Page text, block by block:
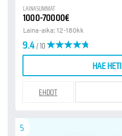
LAINASUMMAT
1000-70000€
Laina-aika: 12-180kk
9.4/ 10
HAE HETI
EHDOT
5